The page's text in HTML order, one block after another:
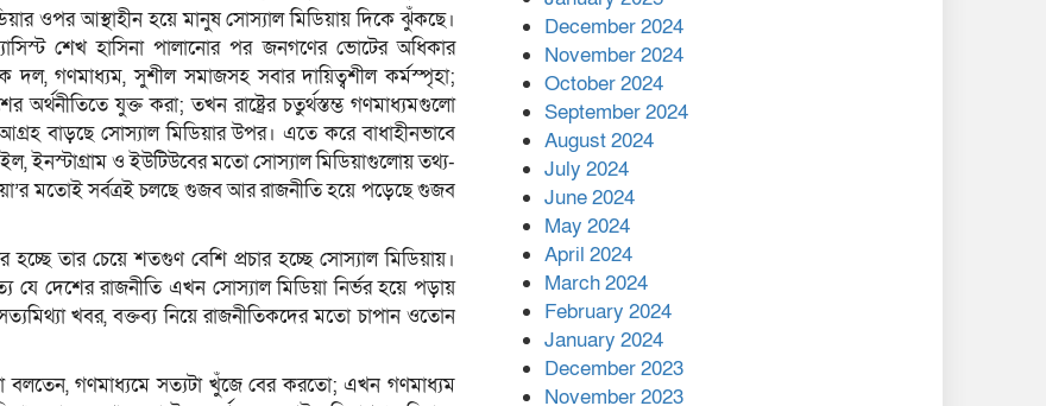
ওপর আস্থাহীন হয়ে মানুষ সোস্যাল মিডিয়ায় দিকে ঝুঁকছে।
শেখ হাসিনা পালানোর পর জনগণের ভোটের অধিকার
দল, গণমাধ্যম, সুশীল সমাজসহ সবার দায়িত্বশীল কর্মস্পৃহা;
অর্থনীতিতে যুক্ত করা; তখন রাষ্ট্রের চতুর্থস্তম্ভ গণমাধ্যমগুলো
বাড়ছে সোস্যাল মিডিয়ার উপর। এতে করে বাধাহীনভাবে
ইনস্টাগ্রাম ও ইউটিউবের মতো সোস্যাল মিডিয়াগুলোয় তথ্য-
মতোই সর্বত্রই চলছে গুজব আর রাজনীতি হয়ে পড়েছে গুজব
তার চেয়ে শতগুণ বেশি প্রচার হচ্ছে সোস্যাল মিডিয়ায়।
যে দেশের রাজনীতি এখন সোস্যাল মিডিয়া নির্ভর হয়ে পড়ায়
খবর, বক্তব্য নিয়ে রাজনীতিকদের মতো চাপান ওতোন
বলতেন, গণমাধ্যমে সত্যটা খুঁজে বের করতো; এখন গণমাধ্যম
বান্দরবানে বন্যায় ক্ষতিগ্রস্তদের
মাঝে সহায়তা দিলেন সাচিং প্রু
জেরী
December 2024
November 2024
October 2024
September 2024
August 2024
July 2024
June 2024
May 2024
April 2024
March 2024
February 2024
January 2024
December 2023
November 2023